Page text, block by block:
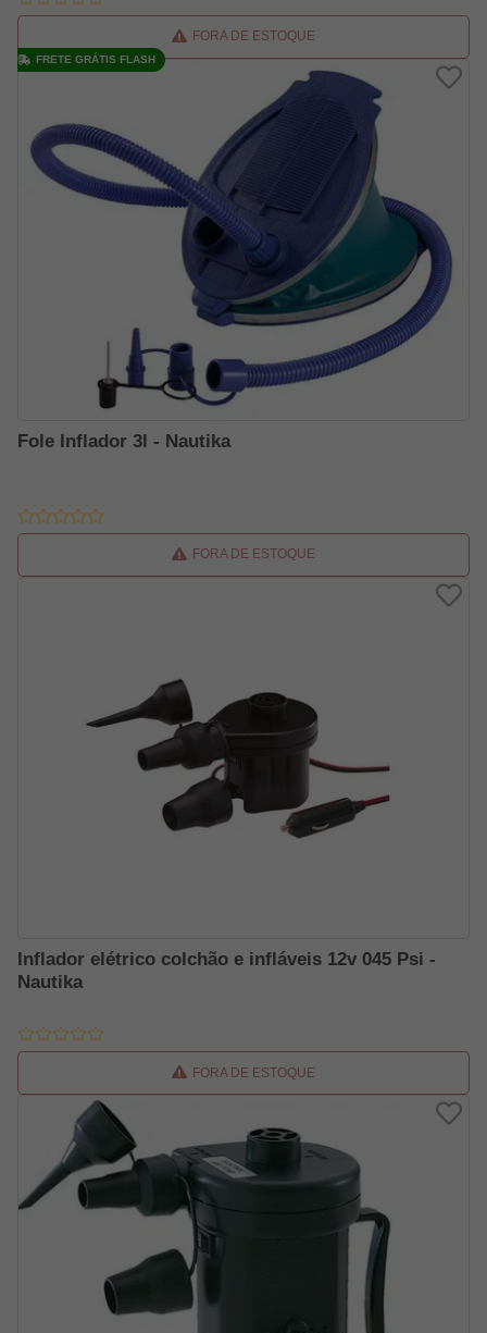
FORA DE ESTOQUE
Fole Inflador 3l - Nautika
FORA DE ESTOQUE
FRETE GRÁTIS FLASH
Inflador elétrico colchão e infláveis 12v 045 Psi -
Nautika
FORA DE ESTOQUE